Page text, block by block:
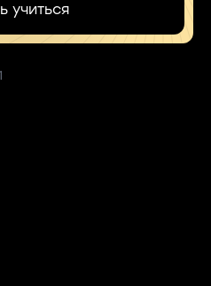
учиться